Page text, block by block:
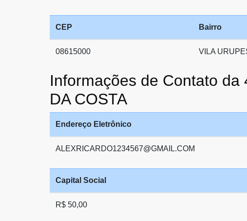
CEP Bairro
08615000 VILA
Informações de Contato da
DA COSTA
Endereço Eletrônico
ALEXRICARDO1234567@GMAIL.COM
Capital Social
R$ 50,00